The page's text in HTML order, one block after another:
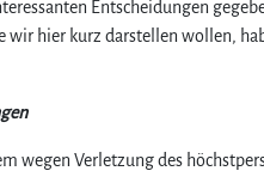
Entscheidungen
wir hier kurz darstellen wollen,
wegen Verletzung des